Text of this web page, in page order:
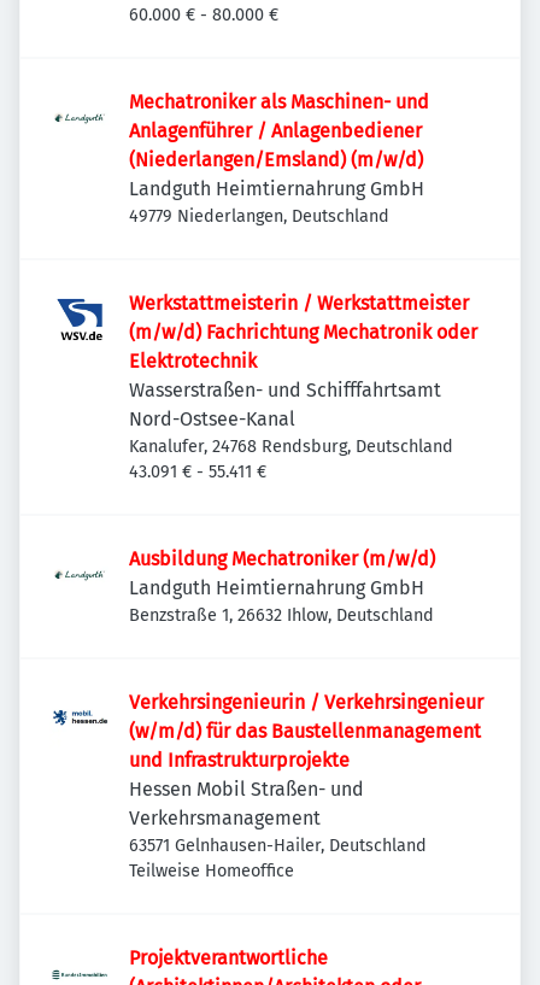
Deutschland
60.000 € - 80.000 €
Mechatroniker als Maschinen- und
Anlagenführer / Anlagenbediener
(Niederlangen/Emsland) (m/w/d)
Landguth Heimtiernahrung GmbH
49779 Niederlangen, Deutschland
Werkstattmeisterin / Werkstattmeister
(m/w/d) Fachrichtung Mechatronik oder
Elektrotechnik
Wasserstraßen- und Schifffahrtsamt
Nord-Ostsee-Kanal
Kanalufer, 24768 Rendsburg, Deutschland
43.091 € - 55.411 €
Ausbildung Mechatroniker (m/w/d)
Landguth Heimtiernahrung GmbH
Benzstraße 1, 26632 Ihlow, Deutschland
Verkehrsingenieurin / Verkehrsingenieur
(w/m/d) für das Baustellenmanagement
und Infrastrukturprojekte
Hessen Mobil Straßen- und
Verkehrsmanagement
63571 Gelnhausen-Hailer, Deutschland
Teilweise Homeoffice
Projektverantwortliche